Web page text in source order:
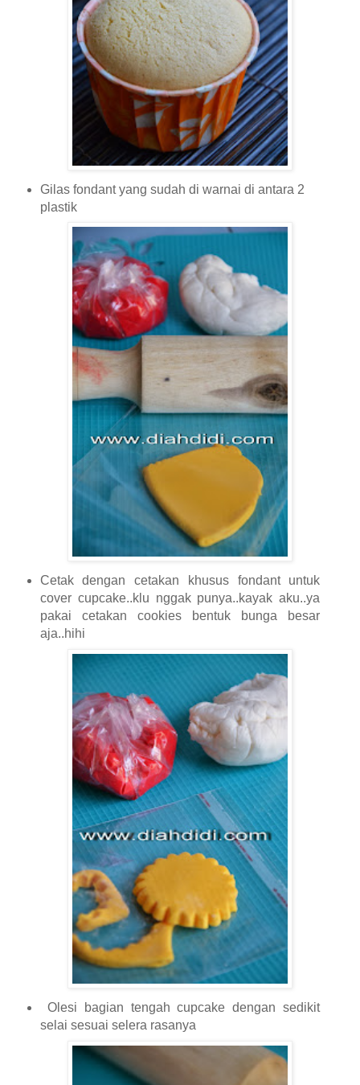
Gilas fondant yang sudah di warnai di antara 2
plastik
Cetak dengan cetakan khusus fondant untuk
cover cupcake..klu nggak punya..kayak aku..ya
pakai cetakan cookies bentuk bunga besar
aja..hihi
Olesi bagian tengah cupcake dengan sedikit
selai sesuai selera rasanya